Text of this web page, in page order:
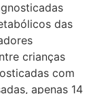
das
crianças
com
apenas 14